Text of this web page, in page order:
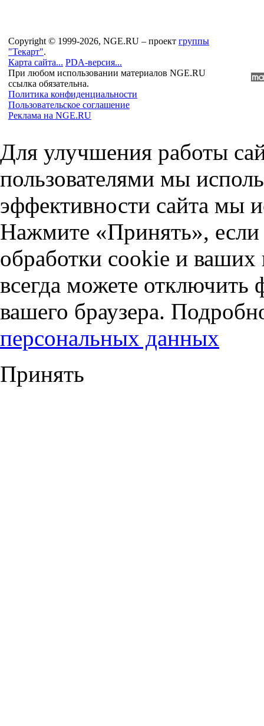
Copyright © 1999-2026, NGE.RU – проект группы
"Текарт".
Карта сайта... PDA-версия...
При любом использовании материалов NGE.RU
ссылка обязательна.
Политика конфиденциальности
Пользовательское соглашение
Реклама на NGE.RU
Для улучшения работы
пользователями мы
эффективности сайта мы
Нажмите «Принять», если
обработки cookie и
всегда можете отключить
вашего браузера.
персональных данных
Принять